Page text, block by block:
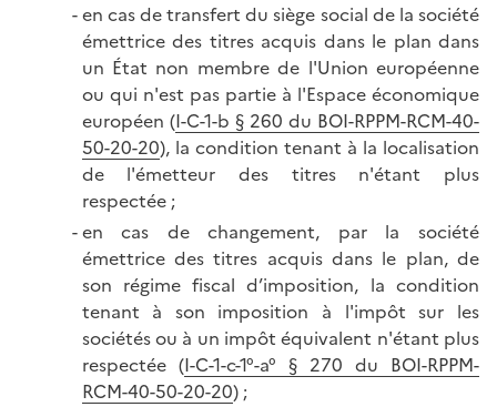
en cas de transfert du siège social de la société
émettrice des titres acquis dans le plan dans
un État non membre de l'Union européenne
ou qui n'est pas partie à l'Espace économique
européen (I-C-1-b § 260 du BOI-RPPM-RCM-40-
50-20-20), la condition tenant à la localisation
de l'émetteur des titres n'étant plus
respectée ;
en cas de changement, par la société
émettrice des titres acquis dans le plan, de
son régime fiscal d’imposition, la condition
tenant à son imposition à l'impôt sur les
sociétés ou à un impôt équivalent n'étant plus
respectée (I-C-1-c-1°-a° § 270 du BOI-RPPM-
RCM-40-50-20-20) ;